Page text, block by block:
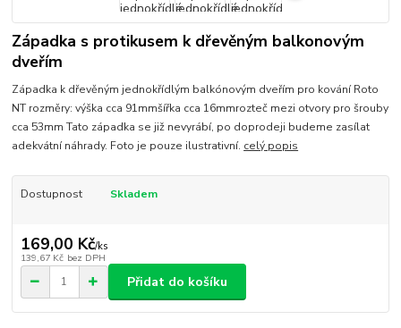
Západka s protikusem k dřevěným balkonovým
dveřím
Západka k dřevěným jednokřídlým balkónovým dveřím pro kování Roto
NT rozměry: výška cca 91mmšířka cca 16mmrozteč mezi otvory pro šrouby
cca 53mm Tato západka se již nevyrábí, po doprodeji budeme zasílat
adekvátní náhrady. Foto je pouze ilustrativní. celý popis
Dostupnost Skladem
169,00 Kč/ks
139,67 Kč bez DPH
Přidat do košíku